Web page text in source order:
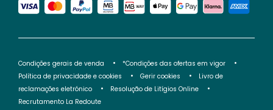
Condições gerais de venda
*Condições das ofertas em vigor
Política de privacidade e cookies
Gerir cookies
Livro de
reclamações eletrónico
Resolução de Litígios Online
Recrutamento La Redoute